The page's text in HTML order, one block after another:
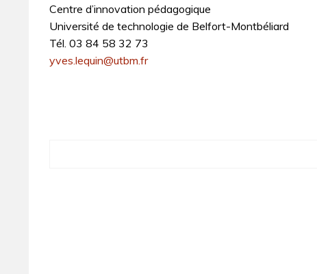
Centre d’innovation pédagogique
Université de technologie de Belfort-Montbéliard
Tél. 03 84 58 32 73
yves.lequin@utbm.fr